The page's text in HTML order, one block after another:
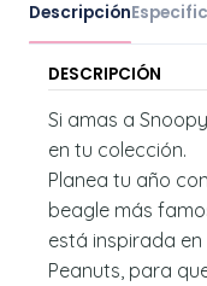
Descripción
DESCRIPCIÓN
Si amas a
en tu colección.
Planea tu año
beagle más
está inspirada
Peanuts, para